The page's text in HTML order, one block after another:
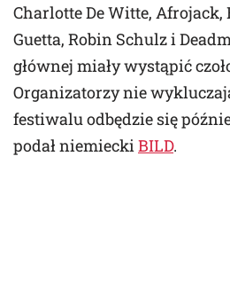
Charlotte De Witte,
Guetta, Robin Schulz i
głównej miały wystąpić
Organizatorzy nie
festiwalu odbędzie się
podał niemieckiBILD.